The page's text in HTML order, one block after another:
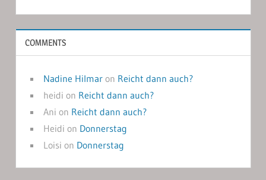
COMMENTS
Nadine Hilmaron Reicht dann auch?
heidi on Reicht dann auch?
Ani on Reicht dann auch?
Heidi on Donnerstag
Loisi on Donnerstag